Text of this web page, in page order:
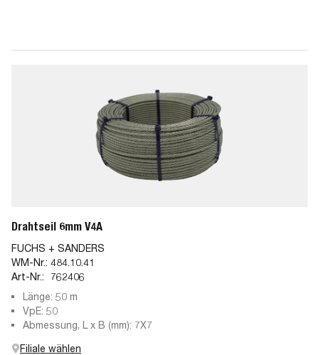
Drahtseil 6mm V4A
FUCHS + SANDERS
WM-Nr.: 484.10.41
Art-Nr.:
762406
Länge: 50 m
VpE: 50
Abmessung, L x B (mm): 7X7
Filiale wählen